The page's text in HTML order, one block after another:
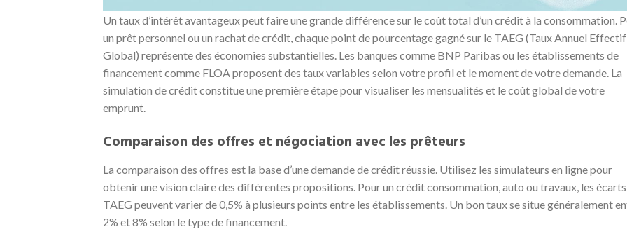
Un taux d’intérêt avantageux peut faire une grande différence sur le coût total d’un crédit à la consommation.
un prêt personnel ou un rachat de crédit, chaque point de pourcentage gagné sur le TAEG (Taux Annuel Effectif
Global) représente des économies substantielles. Les banques comme BNP Paribas ou les établissements de
financement comme FLOA proposent des taux variables selon votre profil et le moment de votre demande. La
simulation de crédit constitue une première étape pour visualiser les mensualités et le coût global de votre
emprunt.
Comparaison des offres et négociation avec les prêteurs
La comparaison des offres est la base d’une demande de crédit réussie. Utilisez les simulateurs en ligne pour
obtenir une vision claire des différentes propositions. Pour un crédit consommation, auto ou travaux, les
TAEG peuvent varier de 0,5% à plusieurs points entre les établissements. Un bon taux se situe généralement
2% et 8% selon le type de financement.